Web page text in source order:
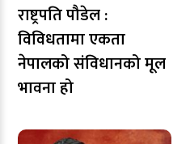
राष्ट्रपति पौडेल :
विविधतामा एकता
नेपालको संविधानको मूल
भावना हो